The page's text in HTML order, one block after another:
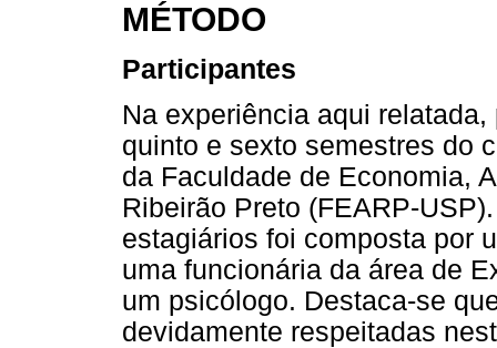
MÉTODO
Participantes
Na experiência aqui
quinto e sexto semestres do
da Faculdade de Economia,
Ribeirão Preto (FEARP-
estagiários foi composta por
uma funcionária da área de
um psicólogo. Destaca-se
devidamente respeitadas